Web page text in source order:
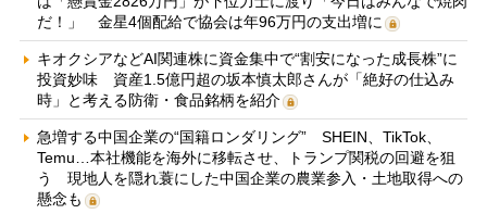
だ！」 金星4個配給で協会は年96万円の支出増に
キオクシアなどAI関連株に資金集中で“割安になった成長株”に
投資妙味 資産1.5億円超の坂本慎太郎さんが「絶好の仕込み
時」と考える防衛・食品銘柄を紹介
急増する中国企業の“国籍ロンダリング” SHEIN、TikTok、
Temu…本社機能を海外に移転させ、トランプ関税の回避を狙
う 現地人を隠れ蓑にした中国企業の農業参入・土地取得への
懸念も